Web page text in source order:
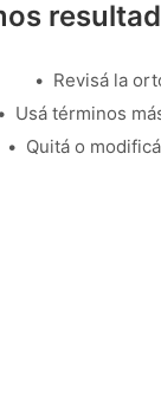
Revisá la
Usá términos
Quitá o